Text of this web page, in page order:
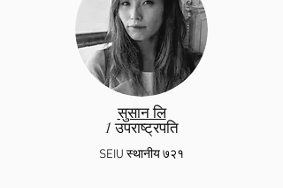
सुसान लि
1 उपराष्ट्रपति
SEIU स्थानीय ७२१